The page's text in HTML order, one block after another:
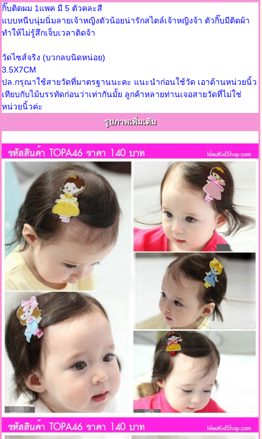
กิ๊บติดผม 1แพค มี 5 ตัวคละสี
แบบหนีบนุ่มนิ่มลายเจ้าหญิงตัวน้อยน่ารักสไตล์เจ้าหญิงจ้า ตัวกิ๊บมีติดผ้า
ทำให้ไม่รู้สึกเจ็บเวลาติดจ้า
วัดไซส์จริง (บวกลบนิดหน่อย)
3.5X7CM
ปล.กรุณาใช้สายวัดที่มาตรฐานนะคะ แนะนำก่อนใช้วัด เอาด้านหน่วยนิ้ว
เทียบกับไม้บรรทัดก่อนว่าเท่ากันมั้ย ลูกค้าหลายท่านเจอสายวัดที่ไม่ใช่
หน่วยนิ้วค่ะ
รูปภาพเพิ่มเติม